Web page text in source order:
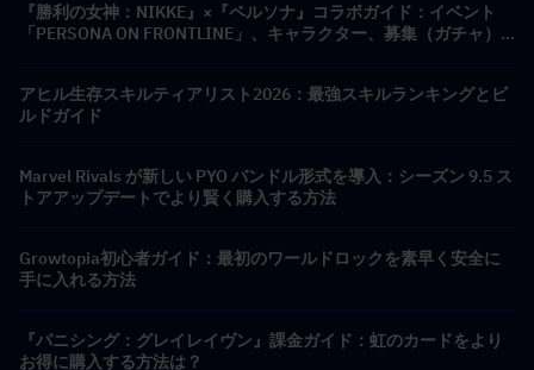
『勝利の女神：NIKKE』×『ペルソナ』コラボガイド：イベント
「PERSONA ON FRONTLINE」、キャラクター、募集（ガチャ）
アヒル生存スキルティアリスト2026：最強スキルランキングとビ
ルドガイド
Marvel Rivals が新しい PYO バンドル形式を導入：シーズン 9.5 ス
トアアップデートでより賢く購入する方法
Growtopia初心者ガイド：最初のワールドロックを素早く安全に
手に入れる方法
『パニシング：グレイレイヴン』課金ガイド：虹のカードをより
お得に購入する方法は？